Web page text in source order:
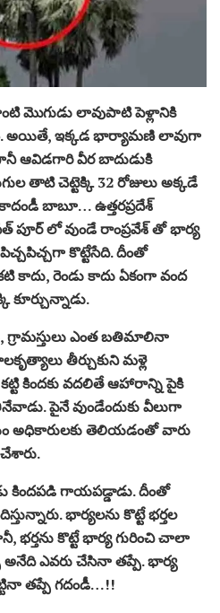
మొగుడు లావుపాటి పెళ్లానికి
అయితే, ఇక్కడ భార్యామణి లావుగా
ఆవిడగారి వీర బాదుడుకి
తాటి చెట్టెక్కి 32 రోజులు అక్కడే
బాబూ… ఉత్తరప్రదేశ్
పూర్ లో వుండే రాంప్రవేశ్ తో భార్య
కొట్టేసేది. దీంతో
కాదు, రెండు కాదు ఏకంగా వంద
కూర్చున్నాడు.
గ్రామస్తులు ఎంత బతిమాలినా
తీర్చుకుని మళ్లె
కిందకు వదలితే ఆహారాన్ని పైకి
పైనే వుండేందుకు వీలుగా
అధికారులకు తెలియడంతో వారు
కిందపడి గాయపడ్డాడు. దీంతో
భార్యలను కొట్టే భర్తల
భర్తను కొట్టే భార్య గురించి చాలా
ఎవరు చేసినా తప్పే. భార్య
తప్పే గదండీ…!!